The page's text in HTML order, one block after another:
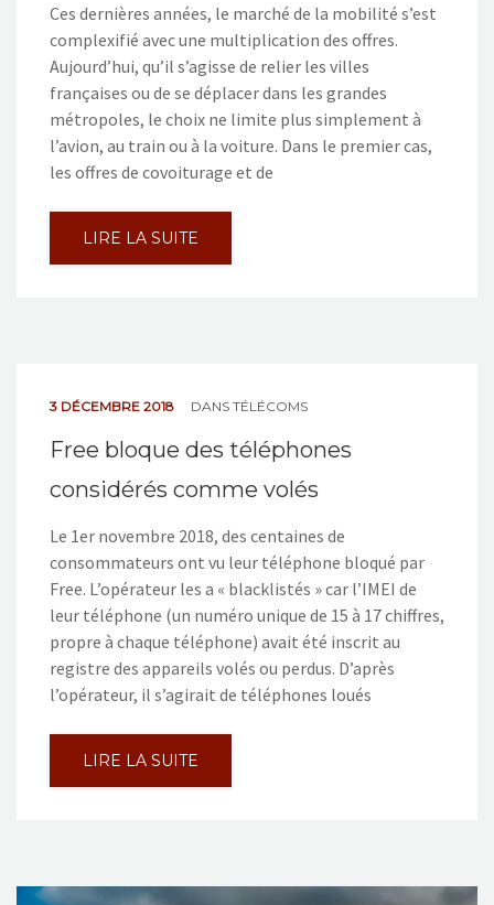
Ces dernières années, le marché de la mobilité s’est
complexifié avec une multiplication des offres.
Aujourd’hui, qu’il s’agisse de relier les villes
françaises ou de se déplacer dans les grandes
métropoles, le choix ne limite plus simplement à
l’avion, au train ou à la voiture. Dans le premier cas,
les offres de covoiturage et de
LIRE LA SUITE
3 DÉCEMBRE 2018 DANS TÉLÉCOMS
Free bloque des téléphones
considérés comme volés
Le 1er novembre 2018, des centaines de
consommateurs ont vu leur téléphone bloqué par
Free. L’opérateur les a « blacklistés » car l’IMEI de
leur téléphone (un numéro unique de 15 à 17 chiffres,
propre à chaque téléphone) avait été inscrit au
registre des appareils volés ou perdus. D’après
l’opérateur, il s’agirait de téléphones loués
LIRE LA SUITE